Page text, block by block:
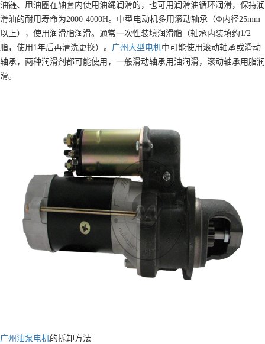
油链、甩油圈在轴套内使用油绳润滑的，也可用润滑油循环润滑，保持润
滑油的耐用寿命为2000-4000H。中型电动机多用滚动轴承（Ф内径25mm
以上），使用润滑脂润滑。通常一次性装填润滑脂（轴承内装填约1/2
脂，使用1年后再清洗更换）。 广州大型电机中可能使用滚动轴承或滑动
轴承，两种润滑剂都可能使用，一般滑动轴承用油润滑，滚动轴承用脂润
滑。
广州油泵电机的拆卸方法